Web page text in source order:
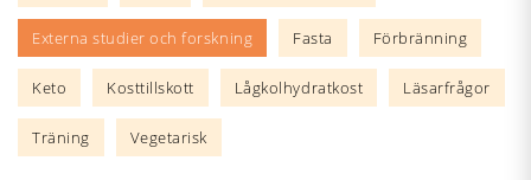
Externa studier och forskning Fasta Förbränning
Keto Kosttillskott Lågkolhydratkost Läsarfrågor
Träning Vegetarisk